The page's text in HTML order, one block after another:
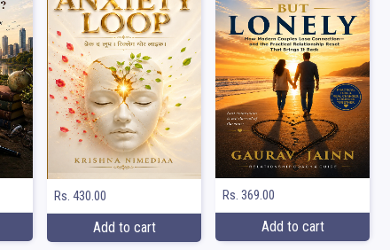
Rs. 430.00
Add to cart
Rs. 369.00
Add to cart